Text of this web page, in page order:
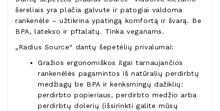
šereliais yra plačia galvute ir patogiai valdoma
rankenėle – užtikrina ypatingą komfortą ir švarą. Be
BPA, latekso ir pftalatų. Tinka veganams.
„Radius Source“ dantų šepetėlių privalumai:
Gražios ergonomiškos ilgai tarnaujančios
rankenėlės pagamintos iš natūralių perdirbtų
medžiagų be BPA ir kenksmingų dažiklių:
perdirbto popieriaus, perdirbto medžio arba
perdirbtų dolerių (išsirinkti galite mūsų